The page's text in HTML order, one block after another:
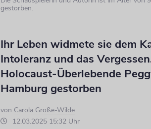
gestorben.
Ihr Leben widmete sie dem
Intoleranz und das
Holocaust-Überlebende
Hamburg gestorben
von Carola Große-Wilde
12.03.2025 15:32 Uhr